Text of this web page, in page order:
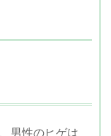
男性のヒゲは